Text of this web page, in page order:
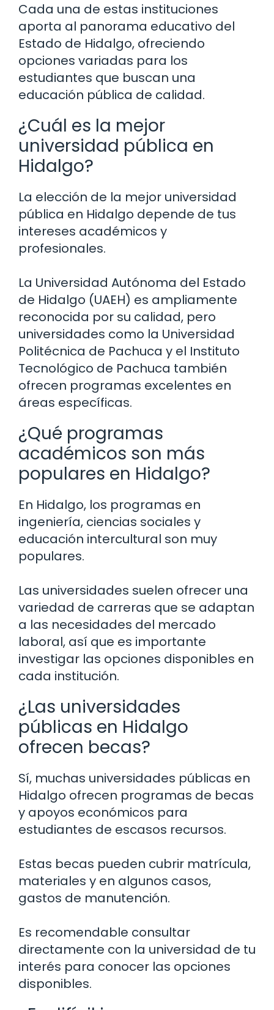
Cada una de estas instituciones
aporta al panorama educativo del
Estado de Hidalgo, ofreciendo
opciones variadas para los
estudiantes que buscan una
educación pública de calidad.
¿Cuál es la mejor
universidad pública en
Hidalgo?
La elección de la mejor universidad
pública en Hidalgo depende de tus
intereses académicos y
profesionales.
La Universidad Autónoma del Estado
de Hidalgo (UAEH) es ampliamente
reconocida por su calidad, pero
universidades como la Universidad
Politécnica de Pachuca y el Instituto
Tecnológico de Pachuca también
ofrecen programas excelentes en
áreas específicas.
¿Qué programas
académicos son más
populares en Hidalgo?
En Hidalgo, los programas en
ingeniería, ciencias sociales y
educación intercultural son muy
populares.
Las universidades suelen ofrecer una
variedad de carreras que se adaptan
a las necesidades del mercado
laboral, así que es importante
investigar las opciones disponibles en
cada institución.
¿Las universidades
públicas en Hidalgo
ofrecen becas?
Sí, muchas universidades públicas en
Hidalgo ofrecen programas de becas
y apoyos económicos para
estudiantes de escasos recursos.
Estas becas pueden cubrir matrícula,
materiales y en algunos casos,
gastos de manutención.
Es recomendable consultar
directamente con la universidad de tu
interés para conocer las opciones
disponibles.